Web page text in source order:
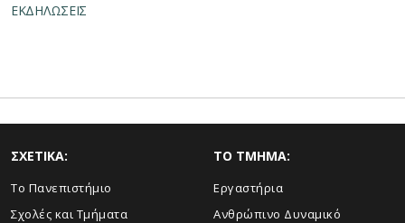
ΕΚΔΗΛΩΣΕΙΣ
ΣΧΕΤΙΚΑ:
Το Πανεπιστήμιο
Σχολές και Τμήματα
TO TMHMA:
Εργαστήρια
Ανθρώπινο Δυναμικό